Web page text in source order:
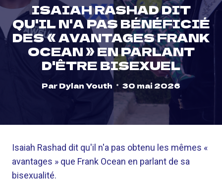
ISAIAH RASHAD DIT
QU'IL N'A PAS BÉNÉFICIÉ
DES « AVANTAGES FRANK
OCEAN » EN PARLANT
D'ÊTRE BISEXUEL
ParDylan Youth 30 mai 2026
Isaiah Rashad dit qu'il n'a pas obtenu les mêmes «
avantages » que Frank Ocean en parlant de sa
bisexualité.